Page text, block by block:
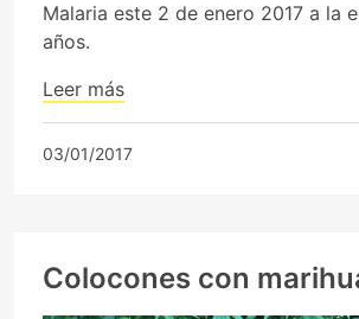
Malaria este 2 de enero 2017 a la
años.
Leer más
03/01/2017
Colocones con